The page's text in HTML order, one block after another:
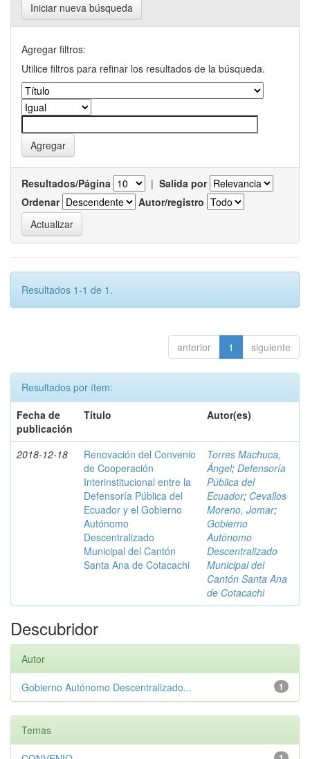
Iniciar nueva búsqueda
Agregar filtros:
Utilice filtros para refinar los resultados de la búsqueda.
Resultados/Página | Salida por
Ordenar
Autor/registro
Resultados 1-1 de 1.
anterior 1 siguiente
Resultados por ítem:
Fecha de
publicación
Título Autor(es)
2018-12-18
Renovación del Convenio
de Cooperación
Interinstitucional entre la
Defensoría Pública del
Ecuador y el Gobierno
Autónomo
Descentralizado
Municipal del Cantón
Santa Ana de Cotacachi
Torres Machuca,
Ángel; Defensoría
Pública del
Ecuador; Cevallos
Moreno, Jomar;
Gobierno
Autónomo
Descentralizado
Municipal del
Cantón Santa Ana
de Cotacachi
Descubridor
Autor
1
Gobierno Autónomo Descentralizado...
Temas